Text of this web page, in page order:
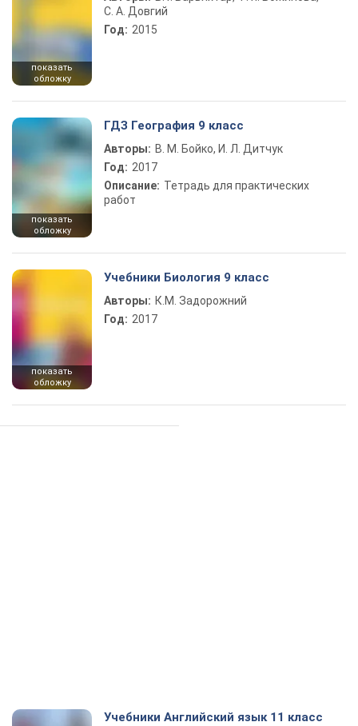
показать
обложку
С. А. Довгий
Год: 2015
показать
обложку
ГДЗ География 9 класс
Авторы: В. М. Бойко, И. Л. Дитчук
Год: 2017
Описание: Тетрадь для практических
работ
показать
обложку
Учебники Биология 9 класс
Авторы: К.М. Задорожний
Год: 2017
Учебники Английский язык 11 класс